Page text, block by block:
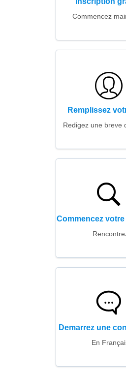
Commencez
Remplissez
Redigez une breve
Commencez
Demarrez une
En